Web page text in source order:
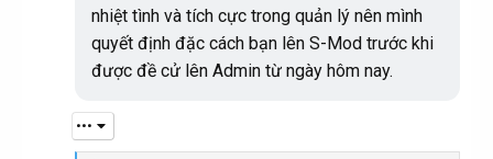
nhiệt tình và tích cực trong quản lý nên mình
quyết định đặc cách bạn lên S-Mod trước khi
được đề cử lên Admin từ ngày hôm nay.
•••